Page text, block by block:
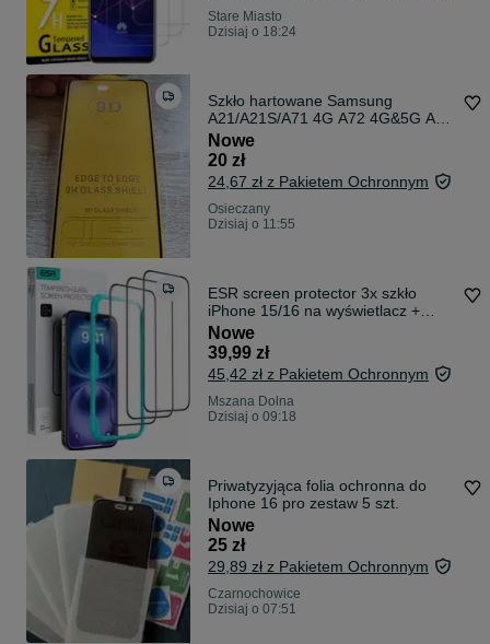
Stare Miasto
Dzisiaj o 18:24
Szkło hartowane Samsung
A21/A21S/A71 4G A72 4G&5G A73
4 szt
Nowe
20 zł
24,67 zł z Pakietem Ochronnym
Osieczany
Dzisiaj o 11:55
ESR screen protector 3x szkło
iPhone 15/16 na wyświetlacz +
aplikator
Nowe
39,99 zł
45,42 zł z Pakietem Ochronnym
Mszana Dolna
Dzisiaj o 09:18
Priwatyzyjąca folia ochronna do
Iphone 16 pro zestaw 5 szt.
Nowe
25 zł
29,89 zł z Pakietem Ochronnym
Czarnochowice
Dzisiaj o 07:51